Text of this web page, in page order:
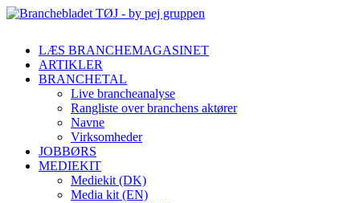
LÆS BRANCHEMAGASINET
ARTIKLER
BRANCHETAL
Live brancheanalyse
Rangliste over branchens aktører
Navne
Virksomheder
JOBBØRS
MEDIEKIT
Mediekit (DK)
Media kit (EN)